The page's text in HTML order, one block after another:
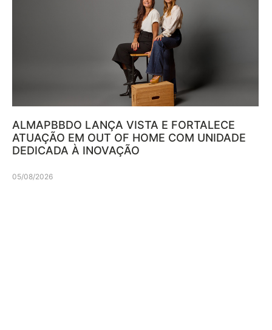
ALMAPBBDO LANÇA VISTA E FORTALECE
ATUAÇÃO EM OUT OF HOME COM UNIDADE
DEDICADA À INOVAÇÃO
05/08/2026